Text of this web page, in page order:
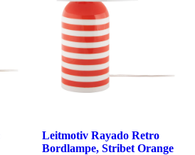
Leitmotiv Rayado Retro
Bordlampe, Stribet Orange